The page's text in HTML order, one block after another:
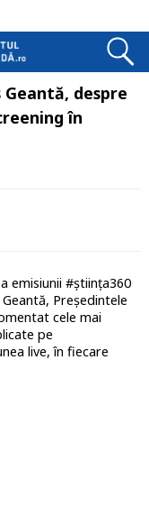
despre
în
emisiunii #știința360
Președintele
cele mai
pe
live, în fiecare